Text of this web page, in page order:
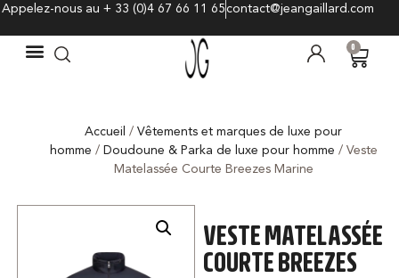
Appelez-nous au + 33 (0)4 67 66 11 65contact@jeangaillard.com
0
Accueil /Vêtements et marques de luxe pour
homme / Doudoune & Parka de luxe pour homme / Veste
Matelassée Courte Breezes Marine
VESTE MATELASSÉE
COURTE BREEZES